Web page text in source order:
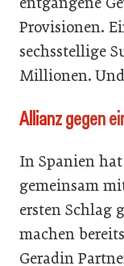
Provisionen.
sechsstellige
Millionen.
Allianz gegen
In Spanien
gemeinsam
ersten Schlag
machen
Geradin